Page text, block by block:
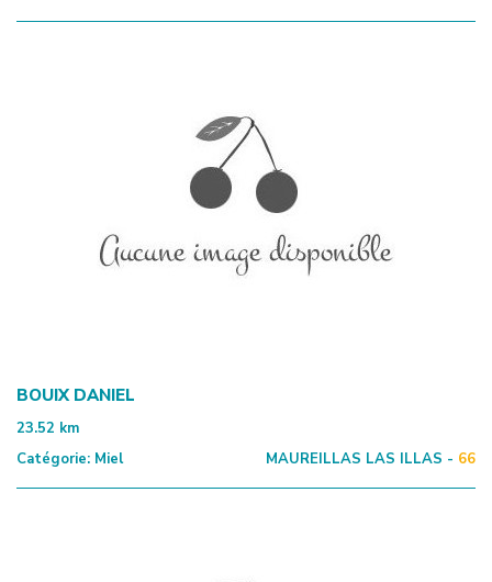
BOUIX DANIEL
23.52 km
Catégorie: Miel MAUREILLAS LAS ILLAS - 66